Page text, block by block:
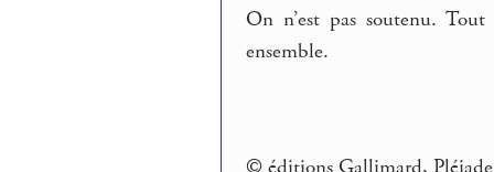
On n’est pas soutenu.
ensemble.